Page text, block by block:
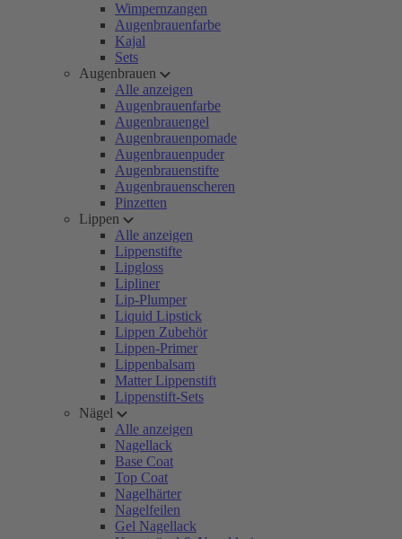
Wimpernzangen
Augenbrauenfarbe
Kajal
Sets
Augenbrauen
Alle anzeigen
Augenbrauenfarbe
Augenbrauengel
Augenbrauenpomade
Augenbrauenpuder
Augenbrauenstifte
Augenbrauenscheren
Pinzetten
Lippen
Alle anzeigen
Lippenstifte
Lipgloss
Lipliner
Lip-Plumper
Liquid Lipstick
Lippen Zubehör
Lippen-Primer
Lippenbalsam
Matter Lippenstift
Lippenstift-Sets
Nägel
Alle anzeigen
Nagellack
Base Coat
Top Coat
Nagelhärter
Nagelfeilen
Gel Nagellack